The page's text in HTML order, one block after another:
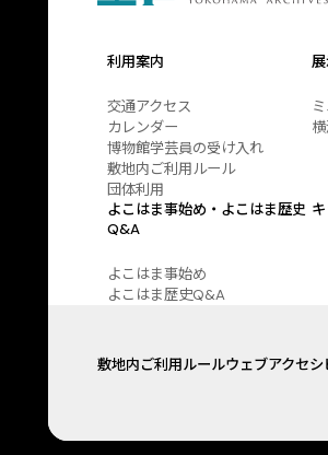
利用案内
交通アクセス
カレンダー
博物館学芸員の受け入れ
敷地内ご利用ルール
団体利用
よこはま事始め・よこはま歴史
Q&A
よこはま事始め
よこはま歴史Q&A
敷地内ご利用ルールウェブアクセシ